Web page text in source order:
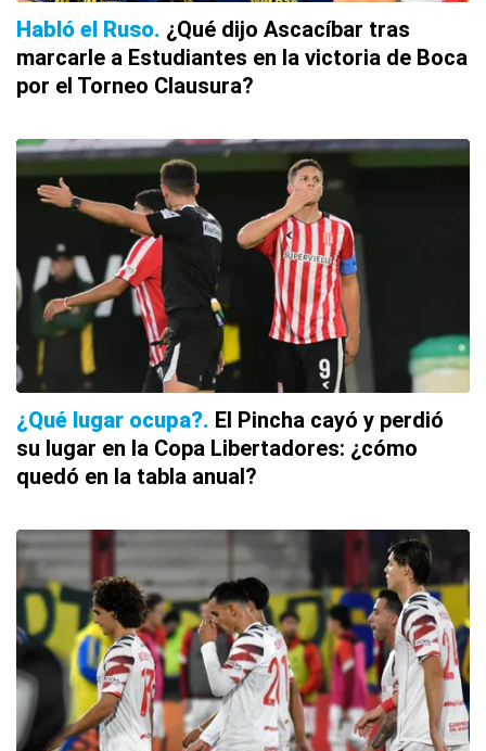
Habló el Ruso ¿Qué dijo Ascacíbar tras
marcarle a Estudiantes en la victoria de Boca
por el Torneo Clausura?
¿Qué lugar ocupa? El Pincha cayó y perdió
su lugar en la Copa Libertadores: ¿cómo
quedó en la tabla anual?